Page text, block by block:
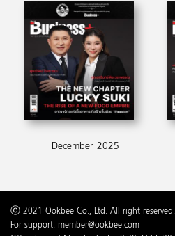
December 2025
ⓒ 2021 Ookbee Co., Ltd. All right reserved.
For support: member@ookbee.com